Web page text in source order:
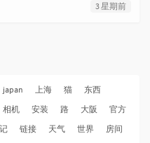
3 星期前
japan 上海 猫
东西
相机 安装 路 大阪
官方
链接 天气 世界
房间